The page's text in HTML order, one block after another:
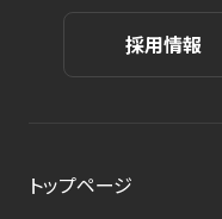
採用情報
トップページ